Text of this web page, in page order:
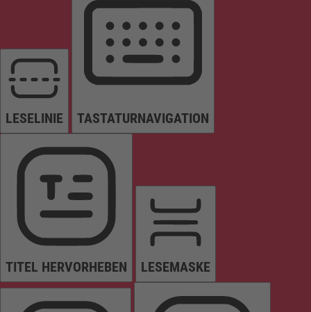
LESELINIE TASTATURNAVIGATION
TITEL HERVORHEBEN LESEMASKE